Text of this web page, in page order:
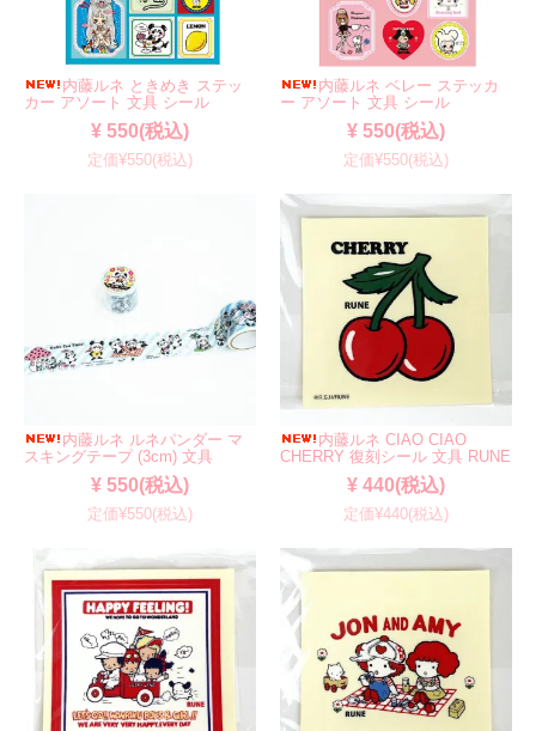
内藤ルネ ときめき ステッ
カー アソート 文具 シール
¥ 550(税込)
定価¥550(税込)
内藤ルネ ベレー ステッカ
ー アソート 文具 シール
¥ 550(税込)
定価¥550(税込)
内藤ルネ ルネパンダー マ
スキングテープ (3cm) 文具
¥ 550(税込)
定価¥550(税込)
内藤ルネ CIAO CIAO
CHERRY 復刻シール 文具 RUNE
¥ 440(税込)
定価¥440(税込)